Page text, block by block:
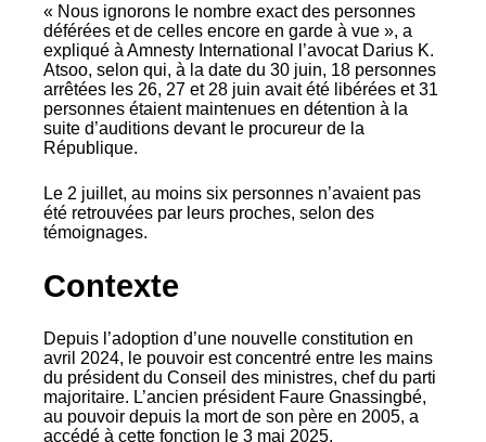
« Nous ignorons le nombre exact des personnes
déférées et de celles encore en garde à vue », a
expliqué à Amnesty International l’avocat Darius K.
Atsoo, selon qui, à la date du 30 juin, 18 personnes
arrêtées les 26, 27 et 28 juin avait été libérées et 31
personnes étaient maintenues en détention à la
suite d’auditions devant le procureur de la
République.
Le 2 juillet, au moins six personnes n’avaient pas
été retrouvées par leurs proches, selon des
témoignages.
Contexte
Depuis l’adoption d’une nouvelle constitution en
avril 2024, le pouvoir est concentré entre les mains
du président du Conseil des ministres, chef du parti
majoritaire. L’ancien président Faure Gnassingbé,
au pouvoir depuis la mort de son père en 2005, a
accédé à cette fonction le 3 mai 2025.